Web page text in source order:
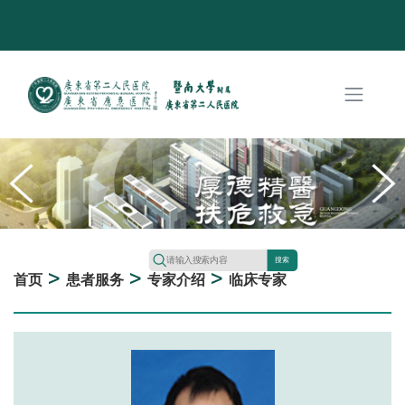
搜索
首页 > 患者服务 > 专家介绍 >临床专家